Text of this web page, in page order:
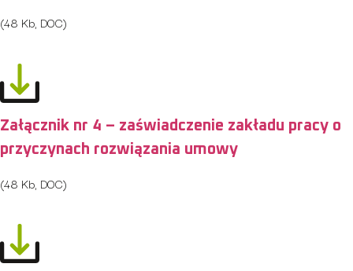
(48 Kb, DOC)
Załącznik nr 4 – zaświadczenie zakładu pracy o
przyczynach rozwiązania umowy
(48 Kb, DOC)